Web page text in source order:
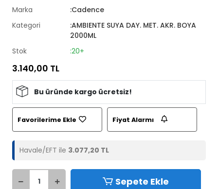
Marka
:Cadence
Kategori
:AMBIENTE SUYA DAY. MET. AKR. BOYA
2000ML
Stok
:20+
3.140,00 TL
Bu üründe kargo ücretsiz!
Favorilerime Ekle Fiyat Alarmı
Havale/EFT ile 3.077,20 TL
Sepete Ekle